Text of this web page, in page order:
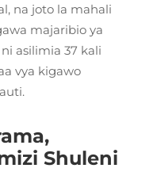
na joto la mahali
majaribio ya
asilimia 37 kali
vya kigawo
Shuleni